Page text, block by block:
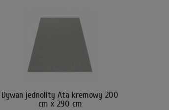
Dywan jednolity Ata kremowy 200
cm x 290 cm